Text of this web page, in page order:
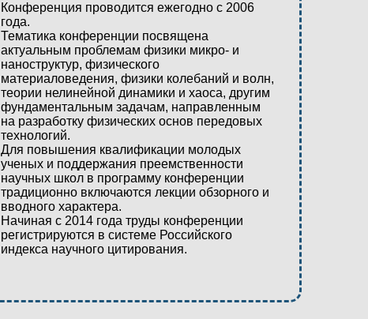
Конференция проводится ежегодно с 2006
года.
Тематика конференции посвящена
актуальным проблемам физики микро- и
наноструктур, физического
материаловедения, физики колебаний и волн,
теории нелинейной динамики и хаоса, другим
фундаментальным задачам, направленным
на разработку физических основ передовых
технологий.
Для повышения квалификации молодых
ученых и поддержания преемственности
научных школ в программу конференции
традиционно включаются лекции обзорного и
вводного характера.
Начиная с 2014 года труды конференции
регистрируются в системе Российского
индекса научного цитирования.